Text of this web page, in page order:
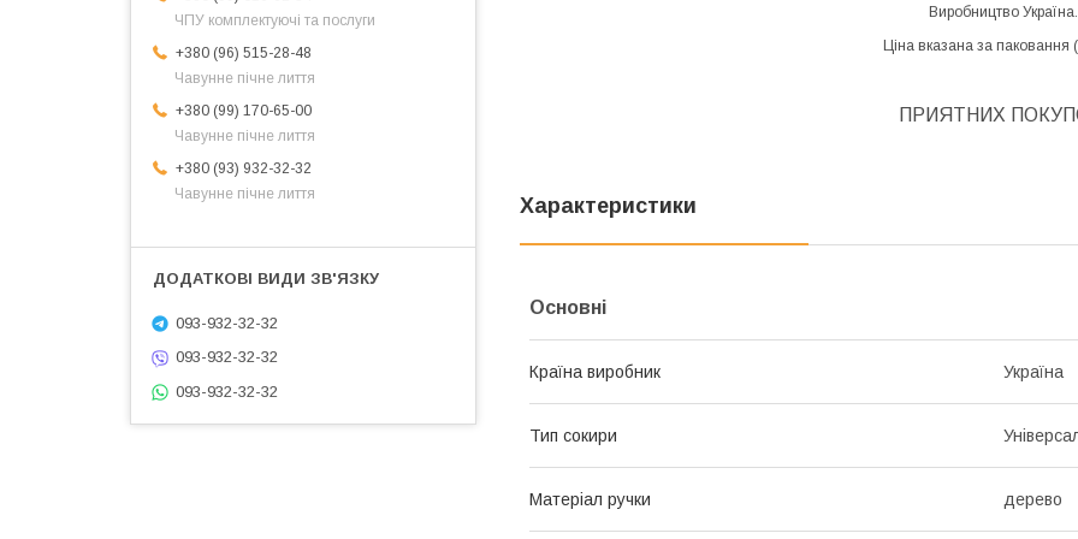
Виробництво Україна.
Ціна вказана за паковання
ПРИЯТНИХ
Характеристики
Основні
Країна виробник Україна
Тип сокири
Матеріал ручки дерево
ЧПУ комплектуючі та послуги
+380 (96) 515-28-48
Чавунне пічне лиття
+380 (99) 170-65-00
Чавунне пічне лиття
+380 (93) 932-32-32
Чавунне пічне лиття
093-932-32-32
093-932-32-32
093-932-32-32